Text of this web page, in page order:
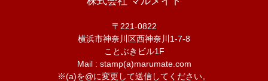
〒221-0822
横浜市神奈川区西神奈川1-7-8
ことぶきビル1F
Mail : stamp(a)marumate.com
※(a)を@に変更して送信してください。